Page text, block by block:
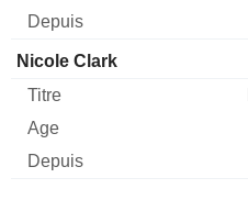
Nicole Clark